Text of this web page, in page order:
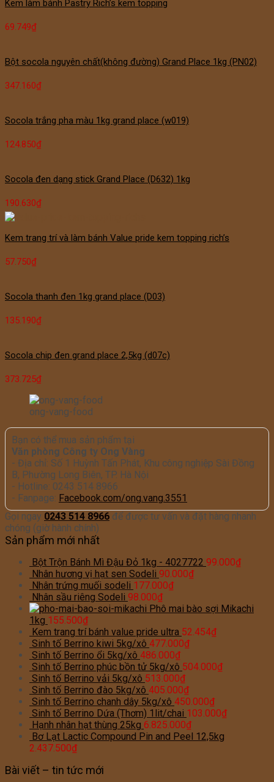
Kem làm bánh Pastry Rich’s kem topping
69.749₫
Bột socola nguyên chất(không đường) Grand Place 1kg (PN02)
347.160₫
Socola trắng pha màu 1kg grand place (w019)
124.850₫
Socola đen dạng stick Grand Place (D632) 1kg
190.630₫
Kem trang trí và làm bánh Value pride kem topping rich’s
57.750₫
Socola thanh đen 1kg grand place (D03)
135.190₫
Socola chip đen grand place 2,5kg (d07c)
373.725₫
ong-vang-food
Bạn có thể mua sản phẩm tại
Văn phòng Công ty Ong Vàng
- Địa chỉ: Số 1 Huỳnh Tấn Phát, Khu công nghiệp Sài Đồng
B, Phường Long Biên, TP. Hà Nội
- Hotline: 0243 514 8966
- Fanpage: Facebook.com/ong.vang.3551
Gọi ngay 0243 514 8966 để được tư vấn và đặt hàng nhanh
chóng (giờ hành chính)
Sản phẩm mới nhất
Bột Trộn Bánh Mì Đậu Đỏ 1kg - 4027722 99.000₫
Nhân hương vị hạt sen Sodeli 90.000₫
Nhân trứng muối sodeli 177.000₫
Nhân sầu riêng Sodeli 98.000₫
Phô mai bào sợi Mikachi
1kg 155.500₫
Kem trang trí bánh value pride ultra 52.454₫
Sinh tố Berrino kiwi 5kg/xô 477.000₫
Sinh tố Berrino ổi 5kg/xô 486.000₫
Sinh tố Berrino phúc bồn tử 5kg/xô 504.000₫
Sinh tố Berrino vải 5kg/xô 513.000₫
Sinh tố Berrino đào 5kg/xô 405.000₫
Sinh tố Berrino chanh dây 5kg/xô 450.000₫
Sinh tố Berrino Dứa (Thơm) 1lit/chai 103.000₫
Hạnh nhân hạt thùng 25kg 6.825.000₫
Bơ Lạt Lactic Compound Pin and Peel 12,5kg
2.437.500₫
Bài viết – tin tức mới